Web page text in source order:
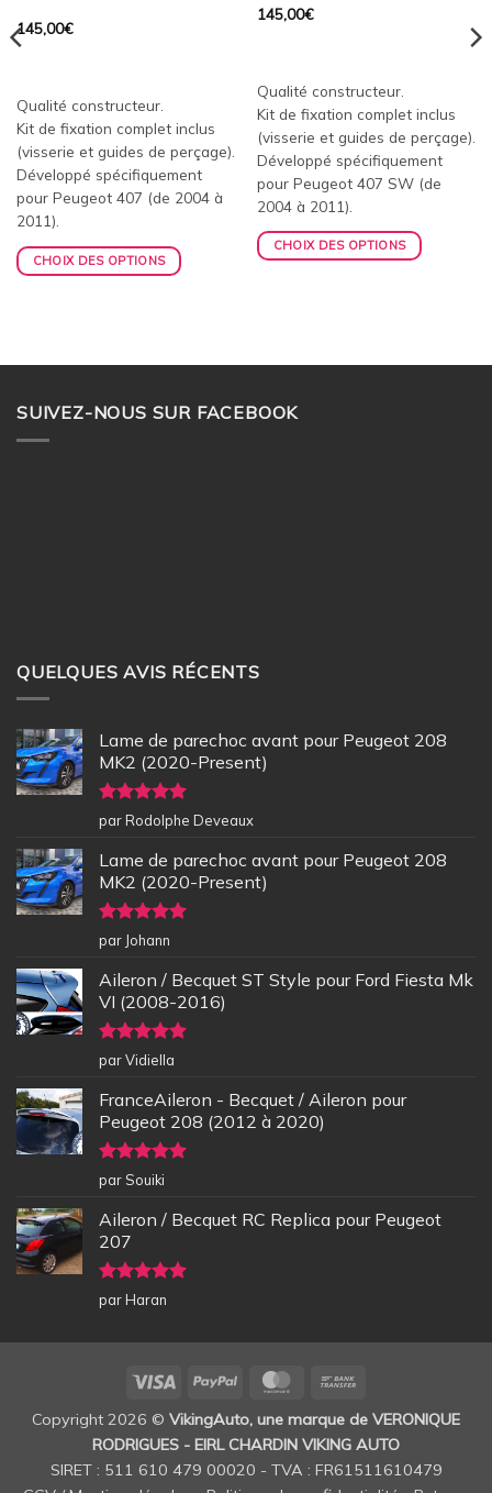
145,00€
Qualité constructeur.
Kit de fixation complet inclus
(visserie et guides de perçage).
Développé spécifiquement
pour Peugeot 407 (de 2004 à
2011).
CHOIX DES OPTIONS
145,00€
Qualité constructeur.
Kit de fixation complet inclus
(visserie et guides de perçage).
Développé spécifiquement
pour Peugeot 407 SW (de
2004 à 2011).
CHOIX DES OPTIONS
SUIVEZ-NOUS SUR FACEBOOK
QUELQUES AVIS RÉCENTS
Lame de parechoc avant pour Peugeot 208
MK2 (2020-Present)
Note5sur
5
par Rodolphe Deveaux
Lame de parechoc avant pour Peugeot 208
MK2 (2020-Present)
Note5sur
5
par Johann
Aileron / Becquet ST Style pour Ford Fiesta Mk
VI (2008-2016)
Note5sur
5
par Vidiella
FranceAileron - Becquet / Aileron pour
Peugeot 208 (2012 à 2020)
Note5sur
5
par Souiki
Aileron / Becquet RC Replica pour Peugeot
207
Note5sur
5
par Haran
Visa PayPal MasterCard
Copyright 2026 © VikingAuto, une marque de VERONIQUE
RODRIGUES - EIRL CHARDIN VIKING AUTO
SIRET : 511 610 479 00020 - TVA : FR61511610479